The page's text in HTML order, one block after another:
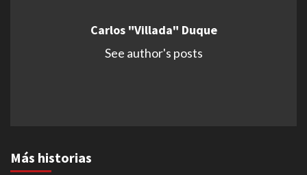
Carlos "Villada" Duque
See author's posts
Más historias